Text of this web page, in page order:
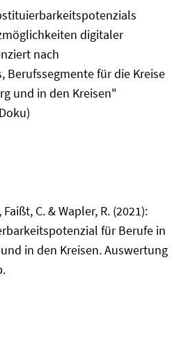
digitaler
nach
Berufssegmente für die Kreise
und in den Kreisen"
C. & Wapler, R. (2021):
für Berufe in
in den Kreisen. Auswertung